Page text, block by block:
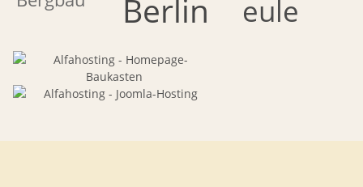
Berlin eule